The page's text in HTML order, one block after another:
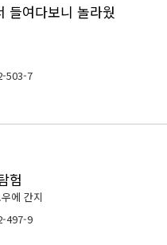
들여다보니 놀라웠
503-7
험
에 간지
497-9